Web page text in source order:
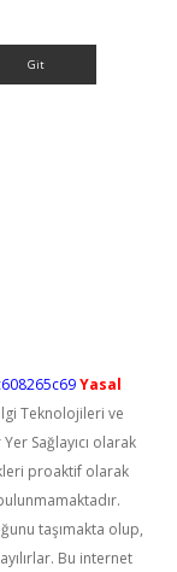
Yasal
Teknolojileri ve
Sağlayıcı olarak
proaktif olarak
taşımakta olup,
Bu internet